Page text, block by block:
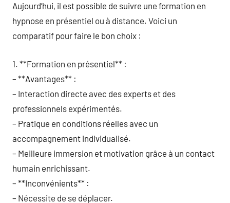
Aujourd’hui, il est possible de suivre une formation en
hypnose en présentiel ou à distance. Voici un
comparatif pour faire le bon choix :
1. **Formation en présentiel** :
– **Avantages** :
– Interaction directe avec des experts et des
professionnels expérimentés.
– Pratique en conditions réelles avec un
accompagnement individualisé.
– Meilleure immersion et motivation grâce à un contact
humain enrichissant.
– **Inconvénients** :
– Nécessite de se déplacer.